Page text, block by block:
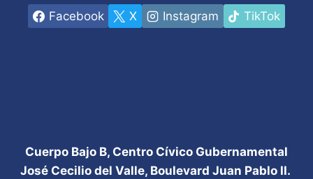
Facebook X Instagram TikTok
Cuerpo Bajo B, Centro Cívico Gubernamental
José Cecilio del Valle, Boulevard Juan Pablo II.